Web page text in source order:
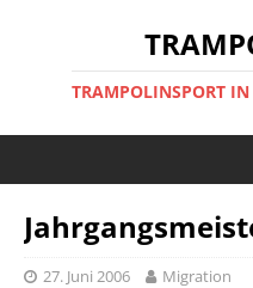
TRAMPOLINSPORT
27. Juni 2006 Migration